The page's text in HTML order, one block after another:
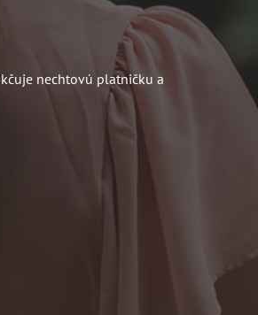
nechtovú platničku a